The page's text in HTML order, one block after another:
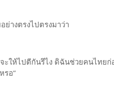
างตรงไปตรงมาว่า
ะให้ไปตีกันรึไง ดิฉันช่วยคนไทย
รอ”